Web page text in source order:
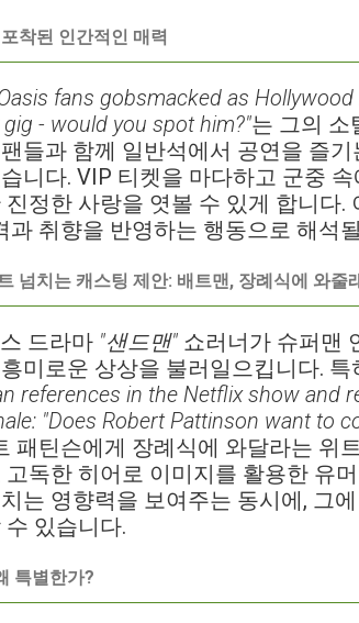
착된 인간적인 매력
fans gobsmacked as
- would you spot him?"는 그의 소
들과 함께 일반석에서 공연을 즐
니다. VIP 티켓을 마다하고 군중
정한 사랑을 엿볼 수 있게 합니다
과 취향을 반영하는 행동으로 해석
넘치는 캐스팅 제안: 배트맨, 장례식에 와줄
드라마 "샌드맨" 쇼러너가 슈퍼맨
미로운 상상을 불러일으킵니다. 특
references in the Netflix show and
"Does Robert Pattinson want to
패틴슨에게 장례식에 와달라는 위
독한 히어로 이미지를 활용한 유
는 영향력을 보여주는 동시에, 그
있습니다.
특별한가?